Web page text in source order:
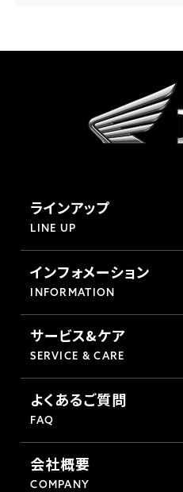
ラインアップ
LINE UP
インフォメーション
INFORMATION
サービス&ケア
SERVICE & CARE
よくあるご質問
FAQ
会社概要
COMPANY
ホンダドリーム 水